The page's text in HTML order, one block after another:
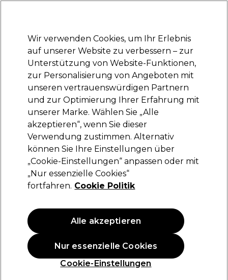
Anmelden
Marken Deals Haare Elektrogeräte Saloneinrichtung
Lieferung und Lieferzeiten
– mehr erfahren
Kopfhautpflege
Pflege deine Kopfhaut, kräftige dein
Wir verwenden Cookies, um Ihr Erlebnis
auf unserer Website zu verbessern – zur
Unterstützung von Website-Funktionen,
zur Personalisierung von Angeboten mit
unseren vertrauenswürdigen Partnern
und zur Optimierung Ihrer Erfahrung mit
unserer Marke. Wählen Sie „Alle
akzeptieren“, wenn Sie dieser
Verwendung zustimmen. Alternativ
können Sie Ihre Einstellungen über
„Cookie-Einstellungen“ anpassen oder mit
„Nur essenzielle Cookies“
fortfahren. Cookie Politik
Cookie-Einstellungen
Nur essenzielle Cookies
Alle akzeptieren